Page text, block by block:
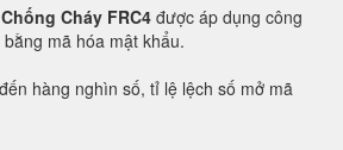
Cháy FRC4 được áp dụng công
mã hóa mật khẩu.
hàng nghìn số, tỉ lệ lệch số mở mã